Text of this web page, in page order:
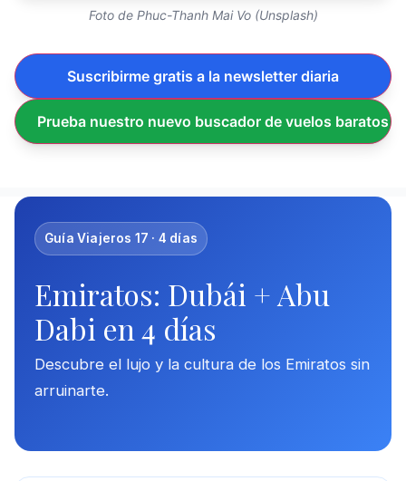
Foto de Phuc-Thanh Mai Vo (Unsplash)
Suscribirme gratis a la newsletter diaria
Prueba nuestro nuevo buscador de vuelos baratos
Guía Viajeros 17 · 4 días
Emiratos: Dubái + Abu
Dabi en 4 días
Descubre el lujo y la cultura de los Emiratos sin
arruinarte.